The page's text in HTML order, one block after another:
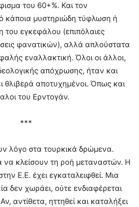
του 60+%. Και τον
κάποια μυστηριώδη τύφλωση ή
του εγκεφάλου (επιπόλαιες
φανατικών), αλλά απλούστατα
εναλλακτική. Όλοι οι άλλοι,
απόχρωσης, ήταν και
θλιβερά αποτυχημένοι. Όπως και
του Ερντογάν.
***
λόγο στα τουρκικά δρώμενα.
κλείσουν τη ροή μεταναστών. Η
Ε.Ε. έχει εγκαταλειφθεί. Μια
δεν χωράει, ούτε ενδιαφέρεται
αντίθετα, ηττηθεί και καταλήξει